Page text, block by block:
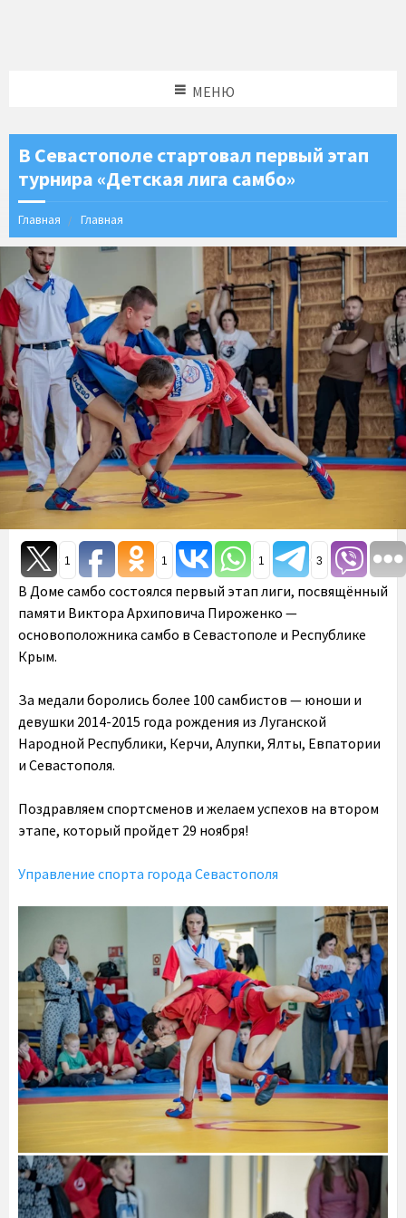
МЕНЮ
В Севастополе стартовал первый этап
турнира «Детская лига самбо»
Главная Главная
1 1 1 3
В Доме самбо состоялся первый этап лиги, посвящённый
памяти Виктора Архиповича Пироженко —
основоположника самбо в Севастополе и Республике
Крым.
За медали боролись более 100 самбистов — юноши и
девушки 2014-2015 года рождения из Луганской
Народной Республики, Керчи, Алупки, Ялты, Евпатории
и Севастополя.
Поздравляем спортсменов и желаем успехов на втором
этапе, который пройдет 29 ноября!
Управление спорта города Севастополя